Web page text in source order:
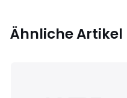
Ähnliche Artikel